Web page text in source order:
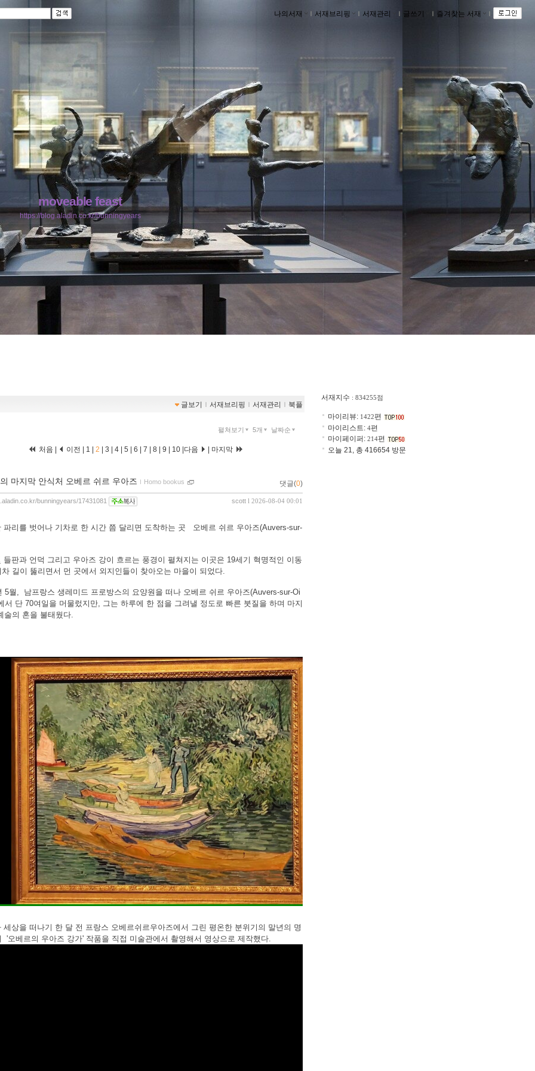
나의서재 ｌ 서재브리핑 ｌ 서재관리 ｌ 글쓰기 ｌ 즐겨찾는 서재 ｌ
moveable feast
https://blog.aladin.co.kr/bunningyears
글보기 ｌ 서재브리핑 ｌ 서재관리 ｌ 북플
펼쳐보기 5개 날짜순
처음 이전 1 2 3 4 5 6 7 8 9 10 다음 마지막
마지막 안식처 오베르 쉬르 우아즈 ｌ Homo bookus 댓글(0)
scott l 2026-08-04 00:01
bunningyears/17431081
파리를 벗어나 기차로 한 시간 쯤 달리면 도착하는 곳 오베르 쉬르 우아즈(Auvers-sur-
들판과 언덕 그리고 우아즈 강이 흐르는 풍경이 펼쳐지는 이곳은 19세기 혁명적인 이동
길이 뚫리면서 먼 곳에서 외지인들이 찾아오는 마을이 되었다.
5월, 남프랑스 생레미드 프로방스의 요양원을 떠나 오베르 쉬르 우아즈(Auvers-sur-Oi
서 단 70여일을 머물렀지만, 그는 하루에 한 점을 그려낼 정도로 빠른 붓질을 하며 마지
술의 혼을 불태웠다.
세상을 떠나기 한 달 전 프랑스 오베르쉬르우아즈에서 그린 평온한 분위기의 말년의 명
'오베르의 우아즈 강가' 작품을 직접 미술관에서 촬영해서 영상으로 제작했다.
서재지수 : 834255점
마이리뷰: 1422편
마이리스트: 4편
마이페이퍼: 214편
오늘 21, 총 416654 방문